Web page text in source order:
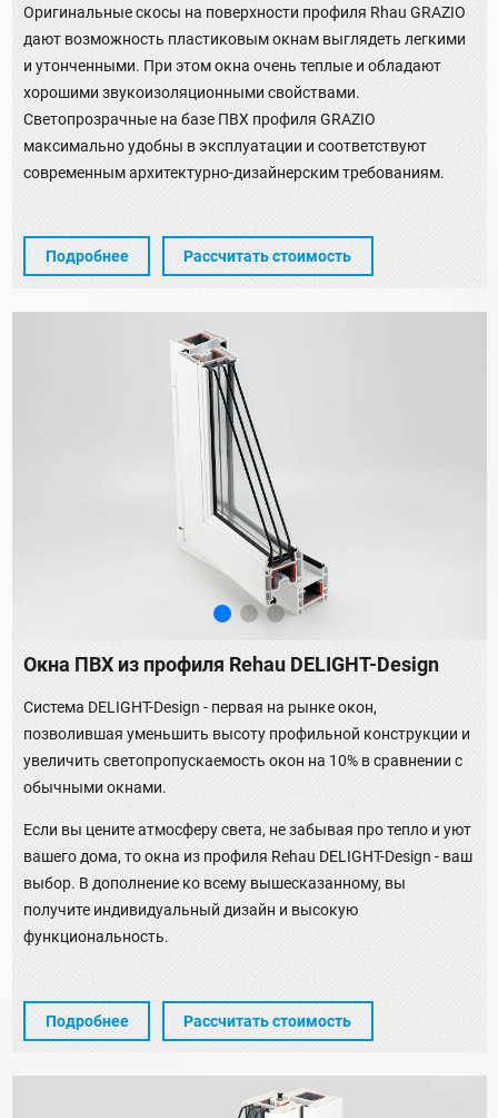
Оригинальные скосы на поверхности профиля Rhau GRAZIO
дают возможность пластиковым окнам выглядеть легкими
и утонченными. При этом окна очень теплые и обладают
хорошими звукоизоляционными свойствами.
Светопрозрачные на базе ПВХ профиля GRAZIO
максимально удобны в эксплуатации и соответствуют
современным архитектурно-дизайнерским требованиям.
Подробнее Рассчитать стоимость
Окна ПВХ из профиля Rehau DELIGHT-Design
Система DELIGHT-Design - первая на рынке окон,
позволившая уменьшить высоту профильной конструкции и
увеличить светопропускаемость окон на 10% в сравнении с
обычными окнами.
Если вы цените атмосферу света, не забывая про тепло и уют
вашего дома, то окна из профиля Rehau DELIGHT-Design - ваш
выбор. В дополнение ко всему вышесказанному, вы
получите индивидуальный дизайн и высокую
функциональность.
Подробнее Рассчитать стоимость